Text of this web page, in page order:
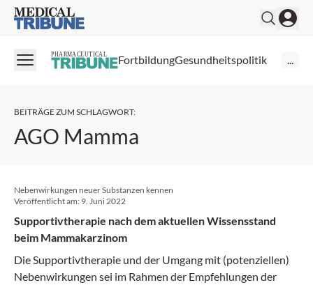
Medical Tribune
PHARMACEUTICAL FortbildungGesundheitspolitik ...
BEITRÄGE ZUM SCHLAGWORT:
AGO Mamma
Nebenwirkungen neuer Substanzen kennen
Veröffentlicht am: 9. Juni 2022
Supportivtherapie nach dem aktuellen Wissensstand
beim Mammakarzinom
Die Supportivtherapie und der Umgang mit (potenziellen)
Nebenwirkungen sei im Rahmen der Empfehlungen der